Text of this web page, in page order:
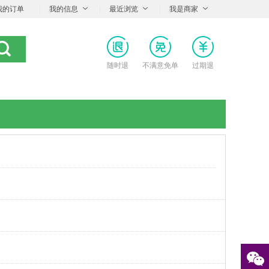
的订单 我的信息 最近浏览 我是商家
随时退 不满意免单 过期退